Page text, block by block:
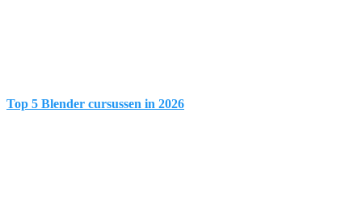
Top 5 Blender cursussen in 2026